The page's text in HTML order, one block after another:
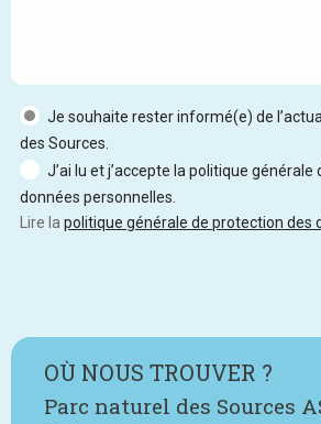
Je souhaite rester informé(e) de
des Sources.
J’ai lu et j’accepte la politique
données personnelles.
Lire la politique générale de protection des
OÙ NOUS TROUVER ?
Parc naturel des Sources